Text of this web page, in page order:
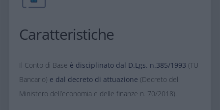
Caratteristiche
Il Conto di Base è disciplinato dal D.Lgs. n.385/1993 (TU
Bancario) e dal decreto di attuazione (Decreto del
Ministero dell’economia e delle finanze n. 70/2018).